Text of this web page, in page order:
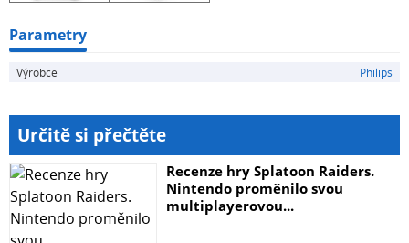
Parametry
Výrobce Philips
Určitě si přečtěte
Recenze hry Splatoon Raiders.
Nintendo proměnilo svou
multiplayerovou...